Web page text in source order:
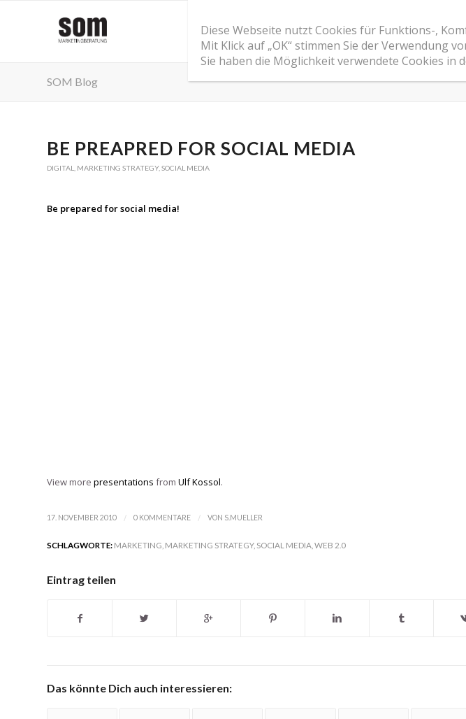
Home
SOM Blog
BE PREAPRED FOR SOCIAL MEDIA
DIGITAL MARKETING STRATEGY, SOCIAL MEDIA
Be prepared for social media!
View more presentations from Ulf Kossol.
17. NOVEMBER 2010 / 0 KOMMENTARE / VON S.MUELLER
SCHLAGWORTE: MARKETING MARKETING STRATEGY, SOCIAL MEDIA WEB 2.0
Eintrag teilen
Das könnte Dich auch interessieren:
Diese Webseite nutzt Cookies für Funktions-,
Mit Klick auf „OK“ stimmen Sie der Verwendung
Sie haben die Möglichkeit verwendete Cookies in